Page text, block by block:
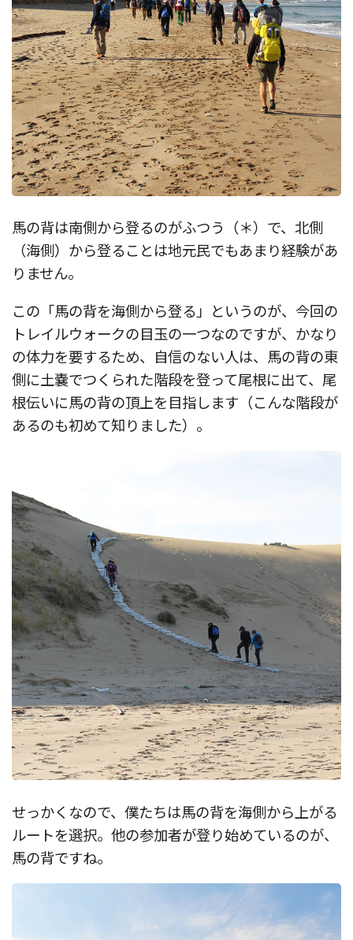
馬の背は南側から登るのがふつう（＊）で、北側
（海側）から登ることは地元民でもあまり経験があ
りません。
この「馬の背を海側から登る」というのが、今回の
トレイルウォークの目玉の一つなのですが、かなり
の体力を要するため、自信のない人は、馬の背の東
側に土嚢でつくられた階段を登って尾根に出て、尾
根伝いに馬の背の頂上を目指します（こんな階段が
あるのも初めて知りました）。
せっかくなので、僕たちは馬の背を海側から上がる
ルートを選択。他の参加者が登り始めているのが、
馬の背ですね。